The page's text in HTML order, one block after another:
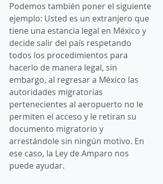
Podemos también poner el siguiente
ejemplo: Usted es un extranjero que
tiene una estancia legal en México y
decide salir del país respetando
todos los procedimientos para
hacerlo de manera legal, sin
embargo, al regresar a México las
autoridades migratorias
pertenecientes al aeropuerto no le
permiten el acceso y le retiran su
documento migratorio y
arrestándole sin ningún motivo. En
ese caso, la Ley de Amparo nos
puede ayudar.